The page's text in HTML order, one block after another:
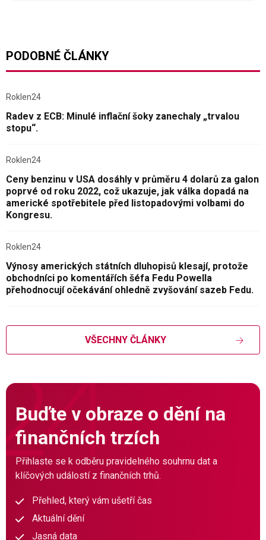
PODOBNÉ ČLÁNKY
Roklen24
Radev z ECB: Minulé inflační šoky zanechaly „trvalou
stopu“.
Roklen24
Ceny benzinu v USA dosáhly v průměru 4 dolarů za galon
poprvé od roku 2022, což ukazuje, jak válka dopadá na
americké spotřebitele před listopadovými volbami do
Kongresu.
Roklen24
Výnosy amerických státních dluhopisů klesají, protože
obchodníci po komentářích šéfa Fedu Powella
přehodnocují očekávání ohledně zvyšování sazeb Fedu.
VŠECHNY ČLÁNKY
Buďte v obraze o dění na
finančních trzích
Přihlaste se k odběru pravidelného souhrnu dat a
klíčových událostí z finančních trhů.
Přehled, který vám ušetří čas
Aktuální dění
Jasná data